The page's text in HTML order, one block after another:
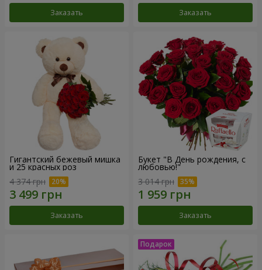
Заказать Заказать
Гигантский бежевый мишка
и 25 красных роз
4 374 грн
Заказать
Букет "В День рождения, с
любовью!"
3 014 грн
Заказать